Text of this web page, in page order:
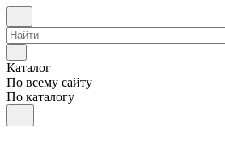
Каталог
По всему сайту
По каталогу